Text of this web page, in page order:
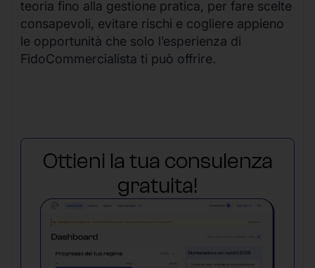
teoria fino alla gestione pratica, per fare scelte
consapevoli, evitare rischi e cogliere appieno
le opportunità che solo l’esperienza di
FidoCommercialista ti può offrire.
Ottieni la tua consulenza
gratuita!